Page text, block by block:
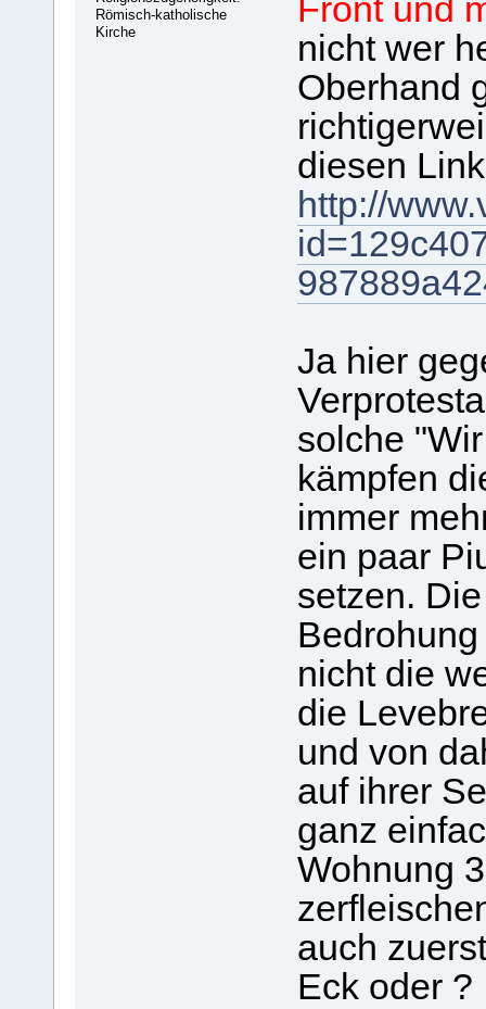
Römisch-katholische
Kirche
Front und
nicht wer
Oberhand
diesen
http://
Ja hier
solche
kämpfen
immer
ein paar
setzen.
nicht die
die
und von
auf ihrer
ganz
Wohnung
auch
Eck oder ?